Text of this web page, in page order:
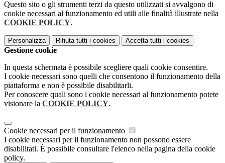
Questo sito o gli strumenti terzi da questo utilizzati si avvalgono di
cookie necessari al funzionamento ed utili alle finalità illustrate nella
COOKIE POLICY.
Personalizza Rifiuta tutti i cookies Accetta tutti i cookies
Gestione cookie
In questa schermata è possibile scegliere quali cookie consentire.
I cookie necessari sono quelli che consentono il funzionamento della
piattaforma e non è possibile disabilitarli.
Per conoscere quali sono i cookie necessari al funzionamento potete
visionare la COOKIE POLICY.
Cookie necessari per il funzionamento
I cookie necessari per il funzionamento non possono essere
disabilitati. È possibile consultare l'elenco nella pagina della cookie
policy.